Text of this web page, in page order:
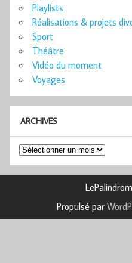
Playlists
Réalisations & projets
Sport
Théâtre
Vidéo du moment
Voyages
ARCHIVES
Archives
Propulsé par